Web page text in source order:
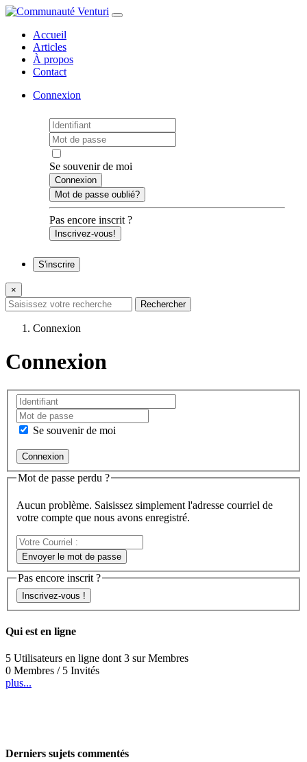
Accueil
Articles
À propos
Contact
Connexion
Se souvenir de moi
Mot de passe oublié?
Pas encore inscrit ?
Inscrivez-vous!
S'inscrire
×
Connexion
Connexion
Se souvenir de moi
Mot de passe perdu ?
Aucun problème. Saisissez simplement l'adresse courriel de
votre compte que nous avons enregistré.
Votre
Courriel
:
Envoyer le mot de passe
Pas encore inscrit ?
Inscrivez-vous !
Qui est en ligne
5 Utilisateurs en ligne dont 3 sur Membres
0 Membres / 5 Invités
plus...
Derniers sujets commentés